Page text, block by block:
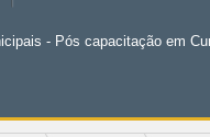
- Pós capacitação em